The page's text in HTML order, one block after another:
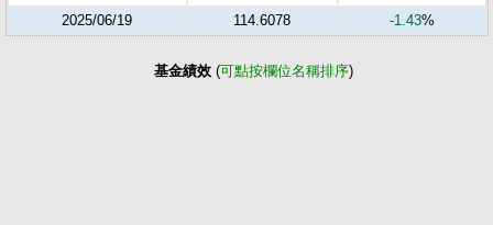
2025/06/19
114.6078 -1.43%
基金績效(可點按欄位名稱排序)